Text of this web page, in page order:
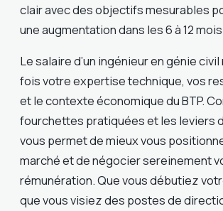
clair avec des objectifs mesurables
une augmentation dans les 6 à 12
Le salaire d’un ingénieur en génie
fois votre expertise technique, vos
et le contexte économique du BTP.
fourchettes pratiquées et les leviers
vous permet de mieux vous
marché et de négocier sereinement
rémunération. Que vous débutiez
que vous visiez des postes de